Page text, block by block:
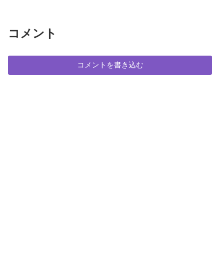
コメント
コメントを書き込む